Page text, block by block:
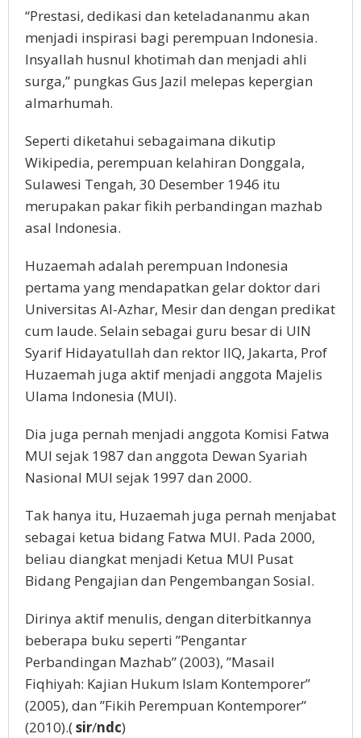
“Prestasi, dedikasi dan keteladananmu akan
menjadi inspirasi bagi perempuan Indonesia.
Insyallah husnul khotimah dan menjadi ahli
surga,” pungkas Gus Jazil melepas kepergian
almarhumah.
Seperti diketahui sebagaimana dikutip
Wikipedia, perempuan kelahiran Donggala,
Sulawesi Tengah, 30 Desember 1946 itu
merupakan pakar fikih perbandingan mazhab
asal Indonesia.
Huzaemah adalah perempuan Indonesia
pertama yang mendapatkan gelar doktor dari
Universitas Al-Azhar, Mesir dan dengan predikat
cum laude. Selain sebagai guru besar di UIN
Syarif Hidayatullah dan rektor IIQ, Jakarta, Prof
Huzaemah juga aktif menjadi anggota Majelis
Ulama Indonesia (MUI).
Dia juga pernah menjadi anggota Komisi Fatwa
MUI sejak 1987 dan anggota Dewan Syariah
Nasional MUI sejak 1997 dan 2000.
Tak hanya itu, Huzaemah juga pernah menjabat
sebagai ketua bidang Fatwa MUI. Pada 2000,
beliau diangkat menjadi Ketua MUI Pusat
Bidang Pengajian dan Pengembangan Sosial.
Dirinya aktif menulis, dengan diterbitkannya
beberapa buku seperti ”Pengantar
Perbandingan Mazhab” (2003), ”Masail
Fiqhiyah: Kajian Hukum Islam Kontemporer”
(2005), dan ”Fikih Perempuan Kontemporer”
(2010).(sir/ndc)